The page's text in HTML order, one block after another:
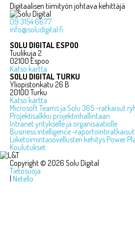
Digitaalisen tiimityön johtava kehittäjä
09 3154 6677
info@soludigital.fi
SOLU DIGITAL ESPOO
Tuulikuja 2
02100 Espoo
Katso kartta
SOLU DIGITAL TURKU
Yliopistonkatu 26 B
20100 Turku
Katso kartta
Microsoft Teams ja Solu 365 -ratkaisut
Projektisalkku projektinhallintaan
Intranet yritykselle ja organisaatiolle
Business intelligence -raportointiratkaisut
Liiketoimintasovellusten kehitys Power
Koulutukset
Copyright © 2026 Solu Digital
Tietosuoja
| Netello